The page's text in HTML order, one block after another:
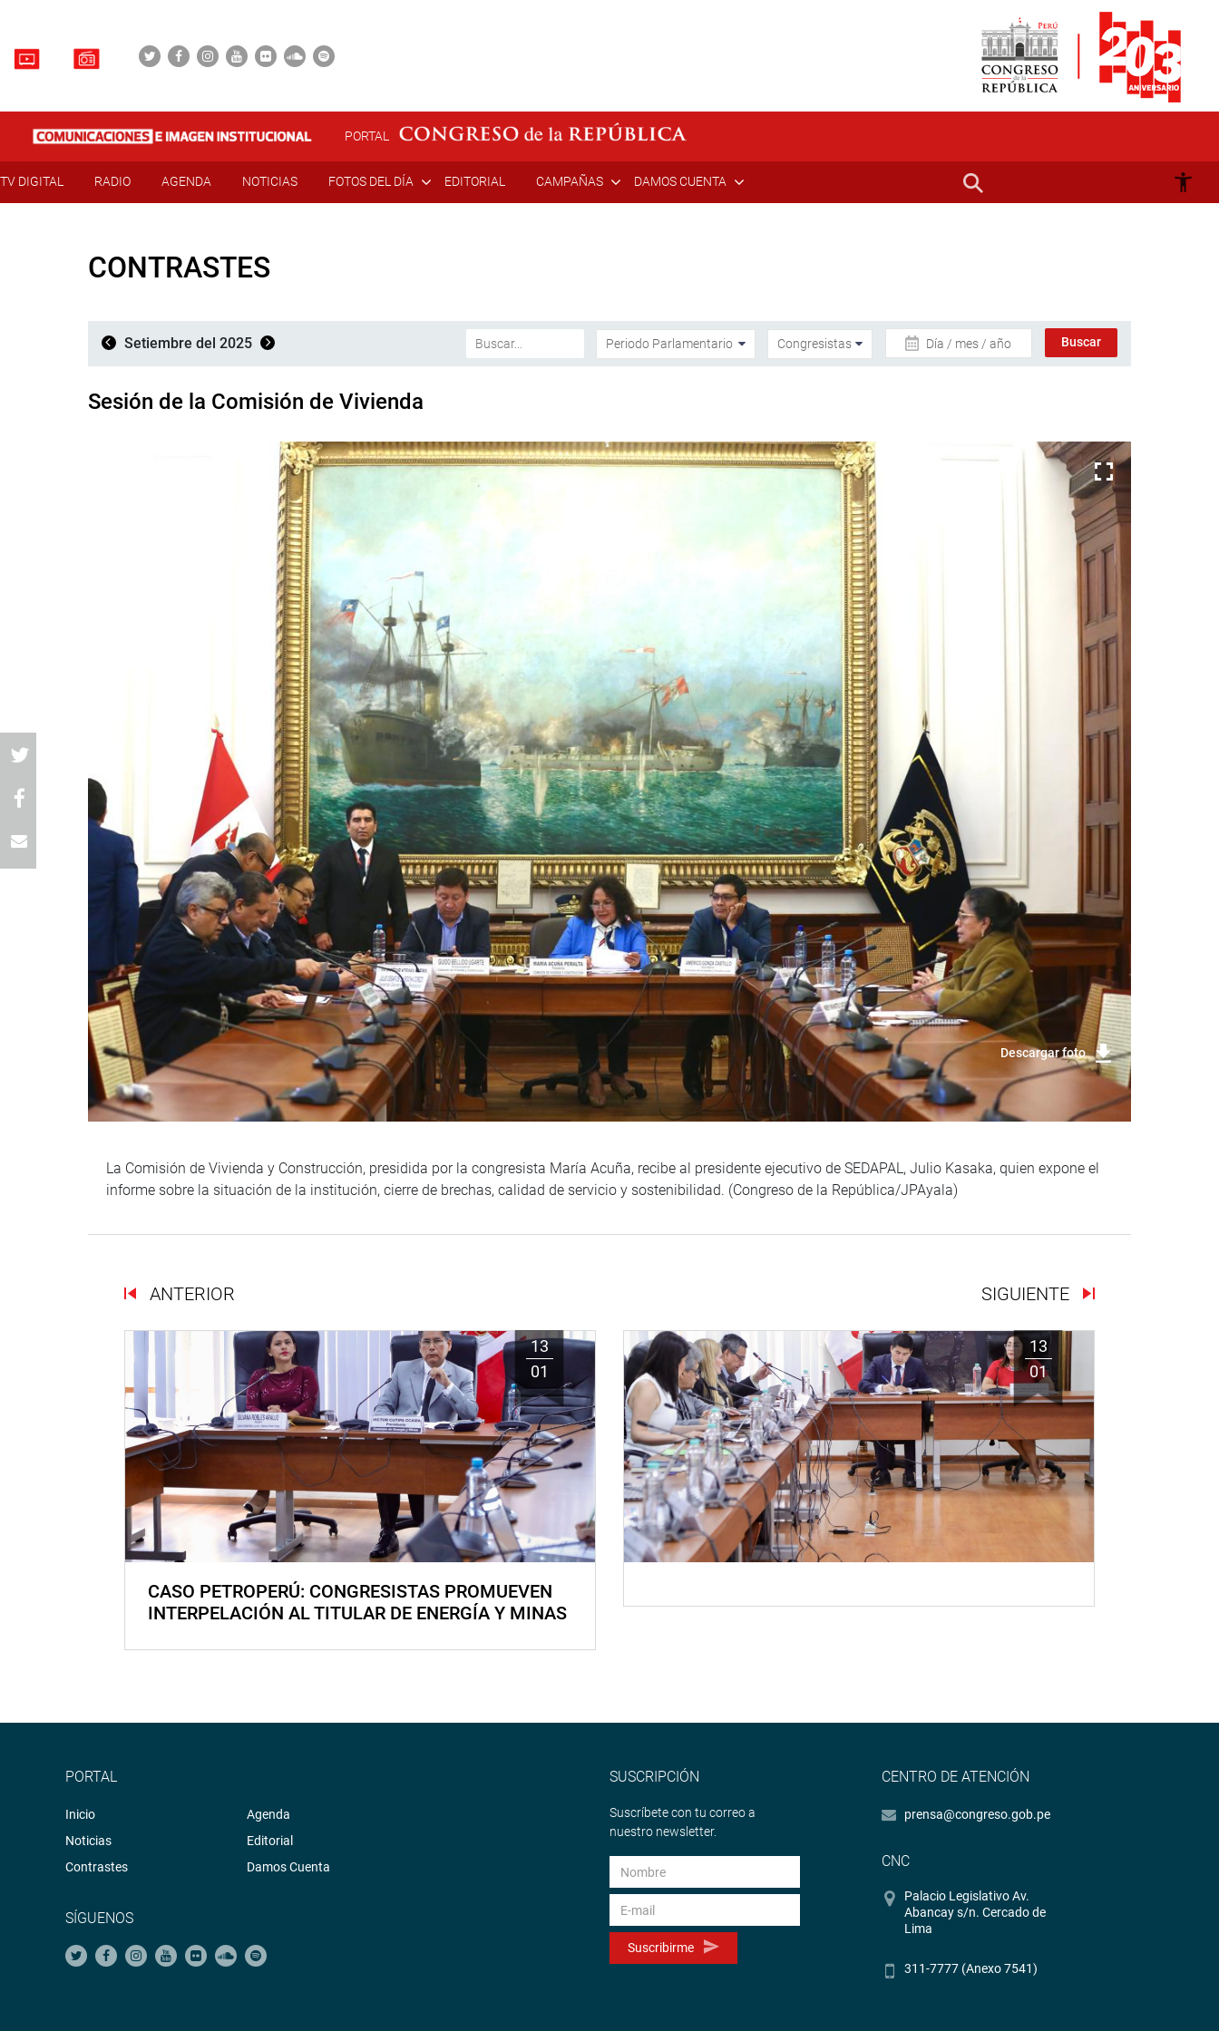
PORTAL
TV DIGITAL RADIO AGENDA NOTICIAS FOTOS DEL DÍA EDITORIAL CAMPAÑAS DAMOS CUENTA
CONTRASTES
Setiembre del 2025 Día / mes / año
Sesión de la Comisión de Vivienda
Descargar foto
La Comisión de Vivienda y Construcción, presidida por la congresista María Acuña, recibe al presidente ejecutivo de SEDAPAL, Julio Kasaka, quien expone el
informe sobre la situación de la institución, cierre de brechas, calidad de servicio y sostenibilidad. (Congreso de la República/JPAyala)
ANTERIOR SIGUIENTE
13
01
CASO PETROPERÚ: CONGRESISTAS PROMUEVEN
INTERPELACIÓN AL TITULAR DE ENERGÍA Y MINAS
13
01
PORTAL
Inicio
Noticias
Contrastes
Agenda
Editorial
Damos Cuenta
SÍGUENOS
SUSCRIPCIÓN
Suscríbete con tu correo a
nuestro newsletter.
Suscribirme
CENTRO DE ATENCIÓN
prensa@congreso.gob.pe
CNC
Palacio Legislativo Av.
Abancay s/n. Cercado de
Lima
311-7777 (Anexo 7541)